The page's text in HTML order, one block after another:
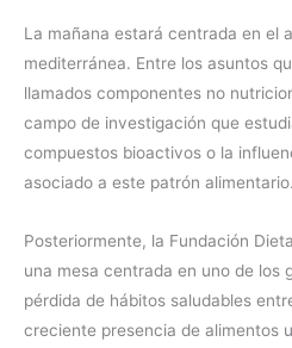
La mañana estará centrada en el
mediterránea. Entre los asuntos
llamados componentes no
campo de investigación que
compuestos bioactivos o la
asociado a este patrón alimentario.
Posteriormente, la Fundación
una mesa centrada en uno de los
pérdida de hábitos saludables
creciente presencia de alimentos